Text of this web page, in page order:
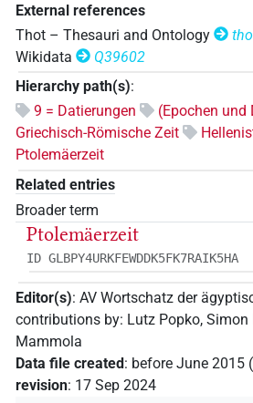
External references
Thot – Thesauri and Ontology
Wikidata
Q39602
Hierarchy path(s):
9 = Datierungen
(Epochen und
Griechisch-Römische Zeit
Ptolemäerzeit
Related entries
Broader term
Ptolemäerzeit
ID GLBPY4URKFEWDDK5FK7RAIK5HA
Editor(s): AV Wortschatz der
contributions by: Lutz Popko, Simon
Mammola
Data file created: before June 2015
revision: 17 Sep 2024